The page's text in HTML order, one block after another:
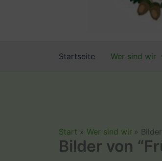
Startseite Wer sind wir
Start Wer sind wir
Bilder von